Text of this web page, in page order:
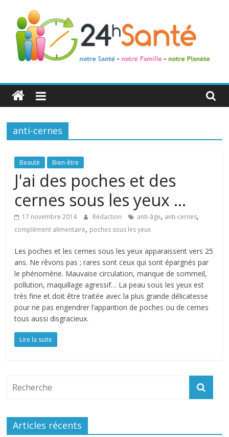
24h
Santé
La
de
toute
famille
anti-cernes
Beauté Bien-être
J'ai des poches et des
cernes sous les yeux …
17 novembre 2014 Rédaction anti-âge, anti-cernes,
complément alimentaire, poches sous les yeux
Les poches et les cernes sous les yeux apparaissent vers 25
ans. Ne rêvons pas ; rares sont ceux qui sont épargnés par
le phénomène. Mauvaise circulation, manque de sommeil,
pollution, maquillage agressif… La peau sous les yeux est
très fine et doit être traitée avec la plus grande délicatesse
pour ne pas engendrer l’apparition de poches ou de cernes
tous aussi disgracieux.
Lire la suite
Articles récents